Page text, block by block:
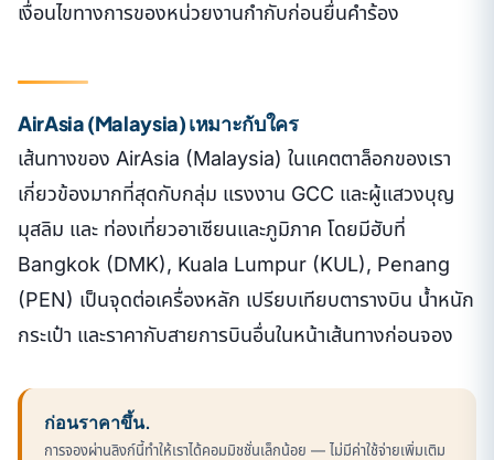
เงื่อนไขทางการของหน่วยงานกำกับก่อนยื่นคำร้อง
AirAsia (Malaysia) เหมาะกับใคร
เส้นทางของ AirAsia (Malaysia) ในแคตตาล็อกของเรา
เกี่ยวข้องมากที่สุดกับกลุ่ม แรงงาน GCC และผู้แสวงบุญ
มุสลิม และ ท่องเที่ยวอาเซียนและภูมิภาค โดยมีฮับที่
Bangkok (DMK), Kuala Lumpur (KUL), Penang
(PEN) เป็นจุดต่อเครื่องหลัก เปรียบเทียบตารางบิน น้ำหนัก
กระเป๋า และราคากับสายการบินอื่นในหน้าเส้นทางก่อนจอง
ก่อนราคาขึ้น.
การจองผ่านลิงก์นี้ทำให้เราได้คอมมิชชั่นเล็กน้อย — ไม่มีค่าใช้จ่ายเพิ่มเติม